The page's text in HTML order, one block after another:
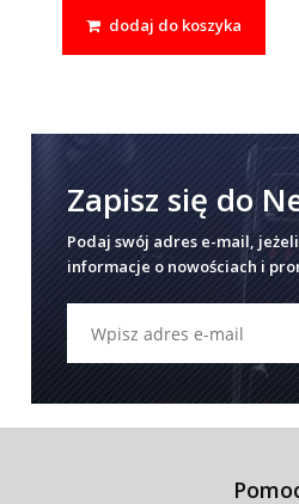
dodaj do koszyka
Zapisz się do
Podaj swój adres e-mail,
informacje o nowościach i